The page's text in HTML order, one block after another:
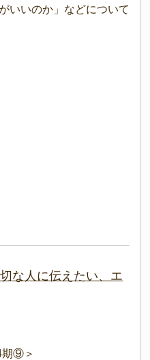
いのか」などについて
な人に伝えたい、エ
期⑨＞